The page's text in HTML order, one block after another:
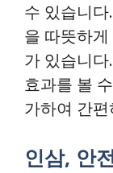
수 있습니
을 따뜻하
가 있습니
효과를 볼
가하여 간
인삼, 안